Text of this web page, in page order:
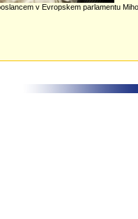
v Evropskem parlamentu